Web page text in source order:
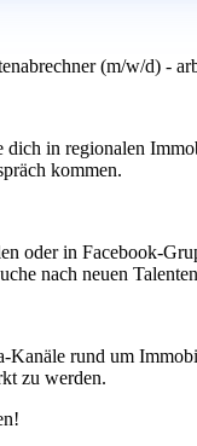
(m/w/d) -
in regionalen
kommen.
oder in Facebook-
nach neuen
rund um
zu werden.